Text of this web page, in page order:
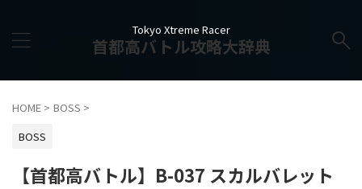
Tokyo Xtreme Racer
首都高バトル攻略大辞典
HOME > BOSS >
BOSS
【首都高バトル】B-037 スカルバレット